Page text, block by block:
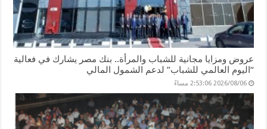
عروض ومزايا مجانية للشباب والمرأة.. بنك مصر يشارك في فعالية
“اليوم العالمي للشباب” لدعم الشمول المالي
2026/08/06 2:53:06 مساءً